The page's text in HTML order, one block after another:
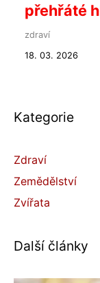
přehřáté
zdraví
18. 03. 2026
Kategorie
Zdraví
Zemědělství
Zvířata
Další články